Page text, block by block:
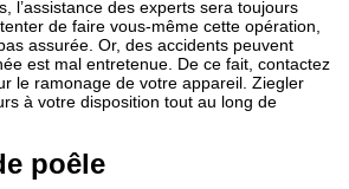
l’assistance des experts sera toujours
de faire vous-même cette opération,
assurée. Or, des accidents peuvent
est mal entretenue. De ce fait, contactez
le ramonage de votre appareil. Ziegler
à votre disposition tout au long de
poêle